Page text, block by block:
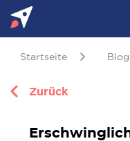
Startseite Blog
Zurück